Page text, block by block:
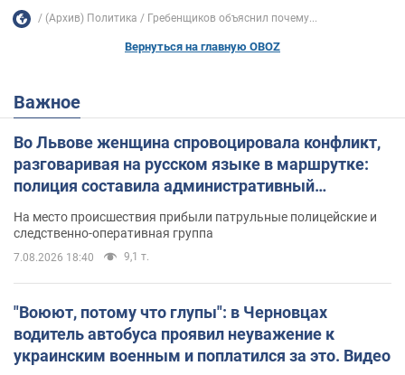
(Архив) Политика Гребенщиков объяснил почему...
Вернуться на главную OBOZ
Важное
Во Львове женщина спровоцировала конфликт,
разговаривая на русском языке в маршрутке:
полиция составила административный
На место происшествия прибыли патрульные полицейские и
следственно-оперативная группа
7.08.2026 18:40 9,1 т.
"Воюют, потому что глупы": в Черновцах
водитель автобуса проявил неуважение к
украинским военным и поплатился за это. Видео